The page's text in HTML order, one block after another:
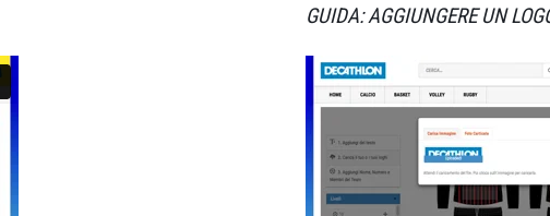
GUIDA: AGGIUNGERE UN